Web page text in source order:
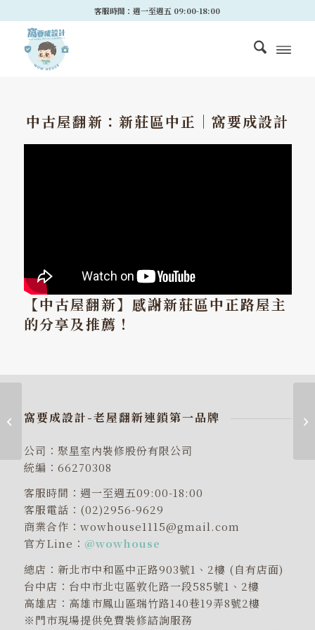
客服時間：週一至週五 09:00-18:00
中古屋翻新：新莊區中正｜窩要成設計
【中古屋翻新】感謝新莊區中正路屋主
的分享及推薦！
窩要成設計-老屋翻新連鎖第一品牌
公司：聚星室內裝修股份有限公司
統編：66270308
客服時間：週一至週五09:00-18:00
客服電話：(02)2956-9629
商業合作：wowhouse1115@gmail.com
官方Line： @wowhouse
總店：新北市中和區中正路903號1、2樓 (自有店面)
台中店：台中市北屯區敦化路一段585號1、2樓
高雄店：高雄市鳳山區瑞竹路140巷19弄8號2樓
※門市現場提供免費裝修諮詢服務
浴室主牆用花磚這樣做